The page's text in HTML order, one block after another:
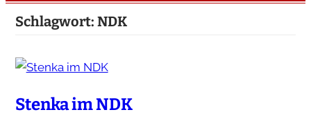
Schlagwort: NDK
Stenka im NDK